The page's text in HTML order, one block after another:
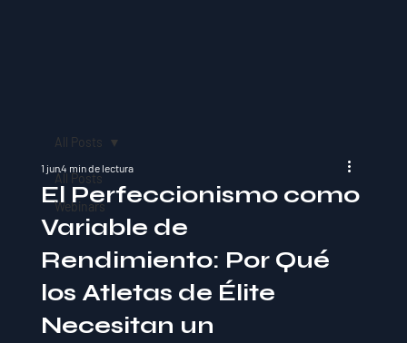
All Posts
Webinars
All Posts
El Perfeccionismo como
Variable de
Rendimiento: Por Qué
los Atletas de Élite
Necesitan un
1 jun4 min de lectura